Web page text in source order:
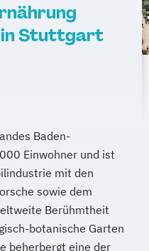
Stuttgart
Baden-
Einwohner und ist
mit den
sowie dem
Berühmtheit
botanische Garten
beherbergt eine der